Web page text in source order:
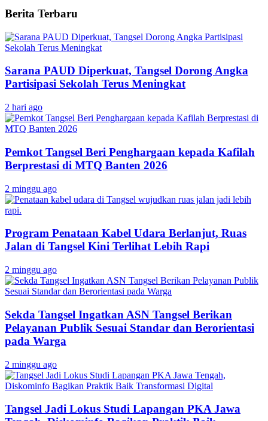
Berita Terbaru
Sarana PAUD Diperkuat, Tangsel Dorong Angka
Partisipasi Sekolah Terus Meningkat
2 hari ago
Pemkot Tangsel Beri Penghargaan kepada Kafilah
Berprestasi di MTQ Banten 2026
2 minggu ago
Program Penataan Kabel Udara Berlanjut, Ruas
Jalan di Tangsel Kini Terlihat Lebih Rapi
2 minggu ago
Sekda Tangsel Ingatkan ASN Tangsel Berikan
Pelayanan Publik Sesuai Standar dan Berorientasi
pada Warga
2 minggu ago
Tangsel Jadi Lokus Studi Lapangan PKA Jawa